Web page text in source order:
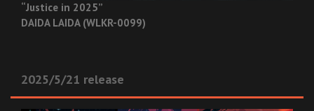
“Justice in 2025”
DAIDA LAIDA (WLKR-0099)
2025/5/21 release